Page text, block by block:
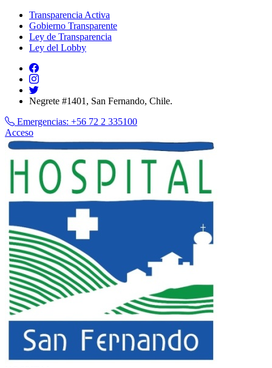
Transparencia Activa
Gobierno Transparente
Ley de Transparencia
Ley del Lobby
Negrete #1401, San Fernando, Chile.
Emergencias: +56 72 2 335100
Acceso